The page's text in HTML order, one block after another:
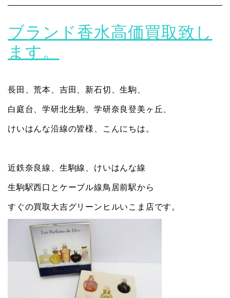
ブランド香水高価買取致し
ます。
長田、荒本、吉田、新石切、生駒、
白庭台、学研北生駒、学研奈良登美ヶ丘、
けいはんな沿線の皆様、こんにちは。
近鉄奈良線、生駒線、けいはんな線
生駒駅西口とケーブル線鳥居前駅から
すぐの買取大吉グリーンヒルいこま店です。